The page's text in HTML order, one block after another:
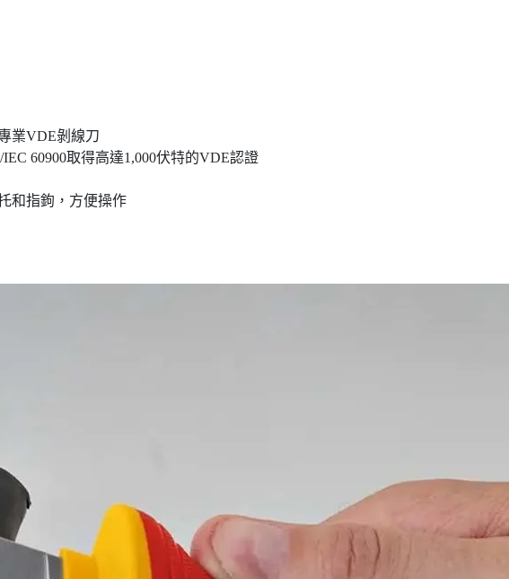
業VDE剝線刀
60900取得高達1,000伏特的VDE認證
和指鉤，方便操作